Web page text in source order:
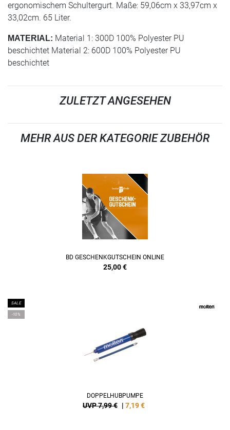
ergonomischem Schultergurt. Maße: 59,06cm x 33,97cm x
33,02cm. 65 Liter.
MATERIAL: Material 1: 300D 100% Polyester PU
beschichtet Material 2: 600D 100% Polyester PU
beschichtet
ZULETZT ANGESEHEN
MEHR AUS DER KATEGORIE ZUBEHÖR
BD GESCHENKGUTSCHEIN ONLINE
25,00€
SALE
-10%
DOPPELHUBPUMPE
UVP 7,99 € | 7,19€